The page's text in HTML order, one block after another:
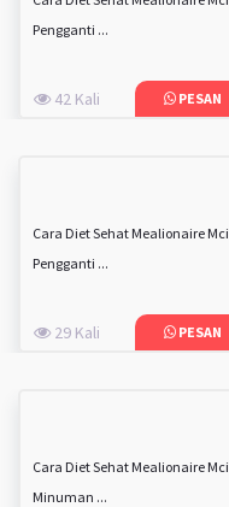
Pengganti ...
42 Kali PESAN
Cara Diet Sehat Mealionaire Mci
Pengganti ...
29 Kali PESAN
Cara Diet Sehat Mealionaire Mci
Minuman ...